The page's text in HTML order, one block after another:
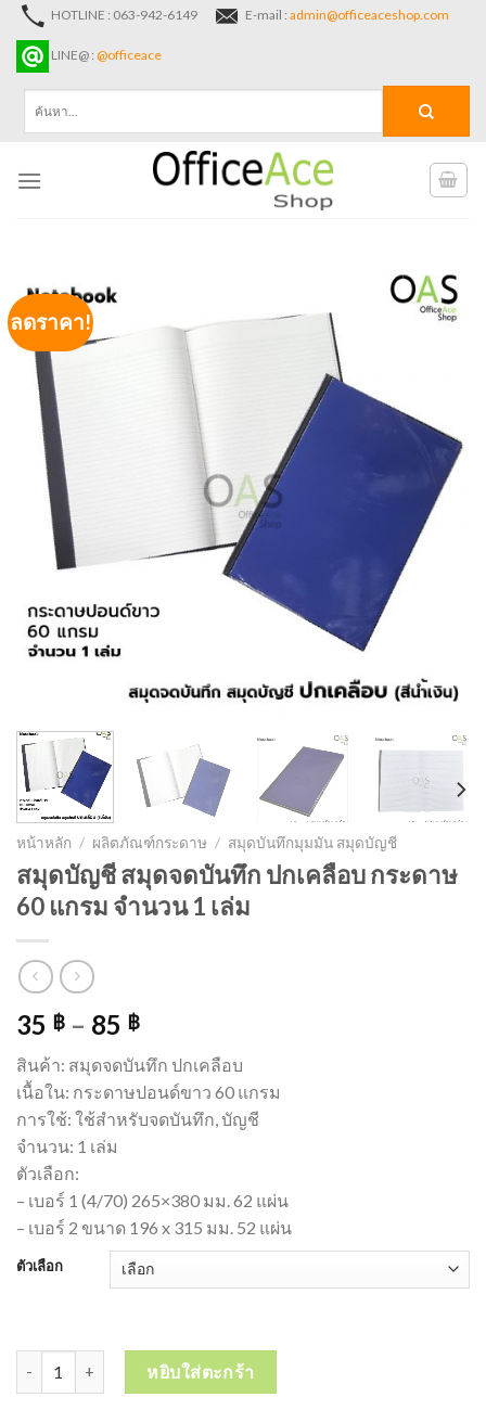
Skip
content
HOTLINE : 063-942-6149 E-mail : admin@officeaceshop.com
LINE@ : @officeace
ลดราคา!
หน้าหลัก / ผลิตภัณฑ์กระดาษ / สมุดบันทึกมุมมัน สมุดบัญชี
สมุดบัญชี สมุดจดบันทึก ปกเคลือบ กระดาษ
60 แกรม จำนวน 1 เล่ม
35 ฿ – 85 ฿
สินค้า: สมุดจดบันทึก ปกเคลือบ
เนื้อใน: กระดาษปอนด์ขาว 60 แกรม
การใช้: ใช้สำหรับจดบันทึก, บัญชี
จำนวน: 1 เล่ม
ตัวเลือก:
– เบอร์ 1 (4/70) 265×380 มม. 62 แผ่น
– เบอร์ 2 ขนาด 196 x 315 มม. 52 แผ่น
ตัวเลือก
จำนวน สมุดบัญชี สมุดจดบันทึก ปกเคลือบ กระดาษ 60 แกรม จำนวน 1
หยิบใส่ตะกร้า